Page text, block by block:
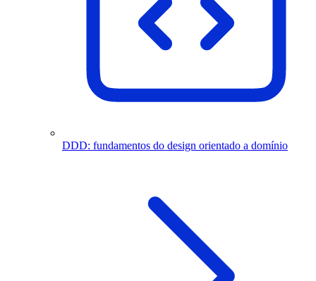
DDD: fundamentos do design orientado a domínio